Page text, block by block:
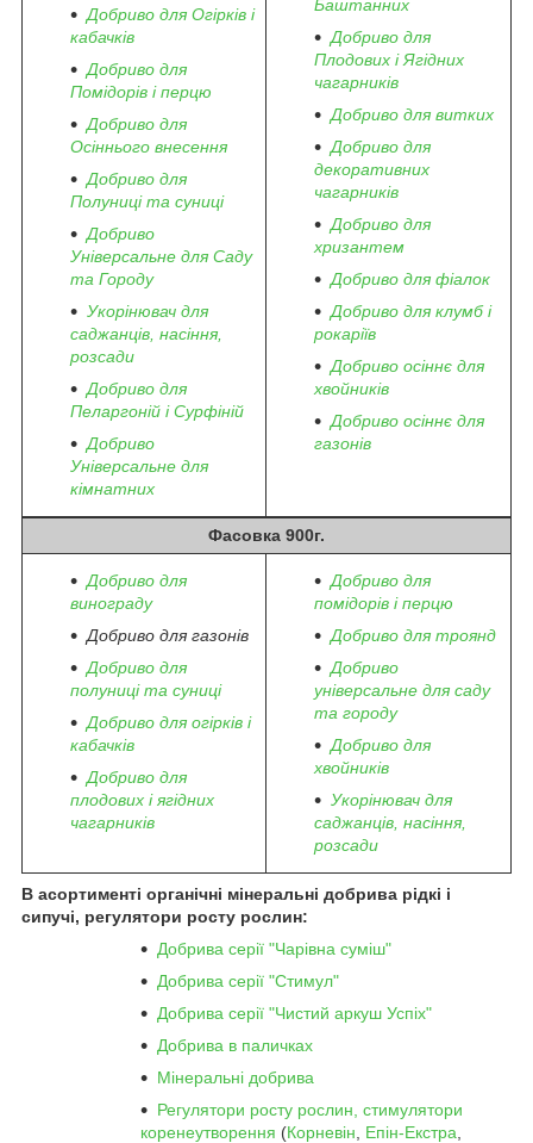
Добриво для Огірків і
кабачків
Добриво для
Помідорів і перцю
Добриво для
Осіннього внесення
Добриво для
Полуниці та суниці
Добриво
Універсальне для Саду
та Городу
Укорінювач для
саджанців, насіння,
розсади
Добриво для
Пеларгоній і Сурфіній
Добриво
Універсальне для
кімнатних
Баштанних
Добриво для
Плодових і Ягідних
чагарників
Добриво для витких
Добриво для
декоративних
чагарників
Добриво для
хризантем
Добриво для фіалок
Добриво для клумб і
рокаріїв
Добриво осіннє для
хвойників
Добриво осіннє для
газонів
Фасовка 900г.
Добриво для
винограду
Добриво для газонів
Добриво для
полуниці та суниці
Добриво для огірків і
кабачків
Добриво для
плодових і ягідних
чагарників
Добриво для
помідорів і перцю
Добриво для троянд
Добриво
універсальне для саду
та городу
Добриво для
хвойників
Укорінювач для
саджанців, насіння,
розсади
В асортименті органічні мінеральні добрива рідкі і
сипучі, регулятори росту рослин:
Добрива серії "Чарівна суміш"
Добрива серії "Стимул"
Добрива серії "Чистий аркуш Успіх"
Добрива в паличках
Мінеральні добрива
Регулятори росту рослин, стимулятори
коренеутворення (Корневін Епін-Екстра